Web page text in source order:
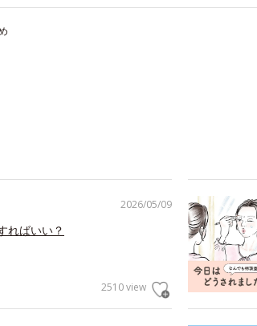
2026/05/09
ればいい？
2510 view